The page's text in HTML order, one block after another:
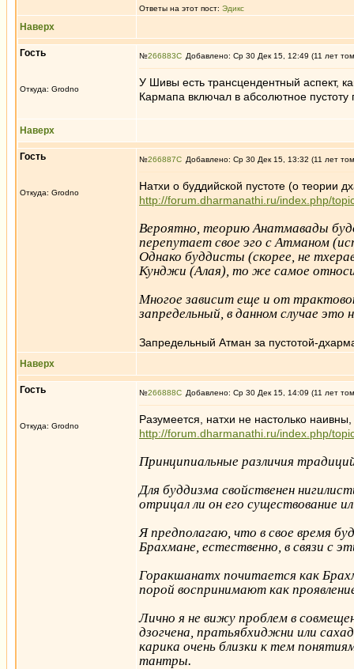
Ответы на этот пост: Эдикc
Наверх
Гость
Откуда: Grodno
№266883 Добавлено: Ср 30 Дек 15, 12:49 (11 лет
У Шивы есть трансцендентный аспект,
Кармапа включал в абсолютное пустоту
Наверх
Гость
Откуда: Grodno
№266887 Добавлено: Ср 30 Дек 15, 13:32 (11 лет
Натхи о буддийской пустоте (о теории
http://forum.dharmanathi.ru/index.php/
Вероятно, теорию Анатмавады
перепутает свое эго с Атманом
Однако буддисты (скорее, не
Кунджи (Алая), то же самое
Многое зависит еще и от
запредельный, в данном случае
Запредельный Атман за пустотой-
Наверх
Гость
Откуда: Grodno
№266888 Добавлено: Ср 30 Дек 15, 14:09 (11 лет
Разумеется, натхи не настолько
http://forum.dharmanathi.ru/index.php/
Принципиальные различия
Для буддизма свойственен
отрицал ли он его существование
Я предполагаю, что в свое время
Брахмане, естественно, в связи с
Горакшанатх почитается как
порой воспринимают как
Лично я не вижу проблем в
дзогчена, пратьябхиджни или
карика очень близки к тем
тантры.